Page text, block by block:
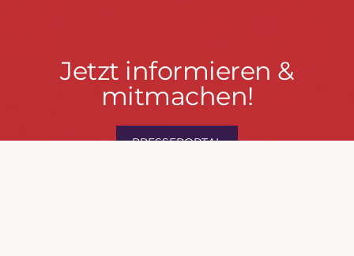
Jetzt
informieren
mitmachen!
Jetzt informieren &
mitmachen!
PRESSEPORTAL